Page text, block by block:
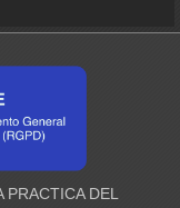
DEL